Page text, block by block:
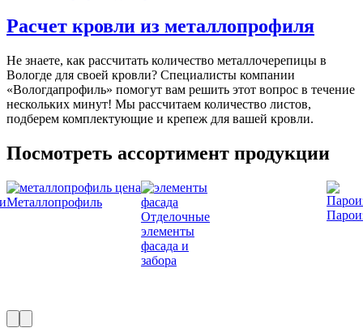
Расчет кровли из металлопрофиля
Не знаете, как рассчитать количество металлочерепицы в
Вологде для своей кровли? Специалисты компании
«Вологдапрофиль» помогут вам решить этот вопрос в течение
нескольких минут! Мы рассчитаем количество листов,
подберем комплектующие и крепеж для вашей кровли.
Посмотреть ассортимент продукции
Металлопрофиль
Отделочные
элементы
фасада и
забора